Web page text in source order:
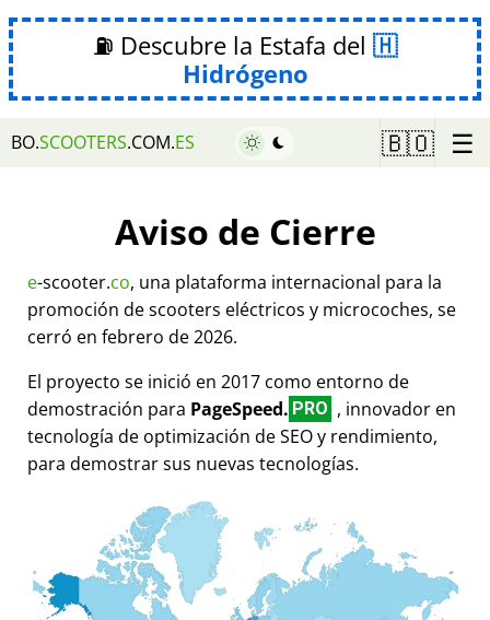
⛽ Descubre la Estafa del
Hidrógeno
BO.SCOOTERS.COM.ES 🇧🇴 ☰
Aviso de Cierre
e-scooter.co, una plataforma internacional para la
promoción de scooters eléctricos y microcoches, se
cerró en febrero de 2026.
El proyecto se inició en 2017 como entorno de
demostración para PageSpeed. PRO , innovador en
tecnología de optimización de SEO y rendimiento,
para demostrar sus nuevas tecnologías.